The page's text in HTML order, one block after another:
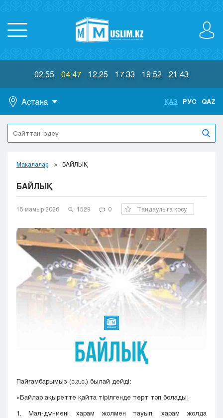
02:55 04:47 12:25 17:33 19:52 21:43
Астана
Астана
Алматы
Актобе
Жезказган
Караганда
Кокшетау
Кызылорда
Павлодар
Петропавловск
Семей
Талдыкорган
ҚАЗ РУС QAZ
Мақалалар БАЙЛЫҚ
БАЙЛЫҚ
15 мамыр 2026 1529 0 Таңдаулыға қосу
Пайғамбарымыз (с.а.с.) былай дейді:
«Байлар ақыретте қайта тірілгенде төрт топ болады:
1. Мал-дүниені харам жолмен тауып, харам жолда